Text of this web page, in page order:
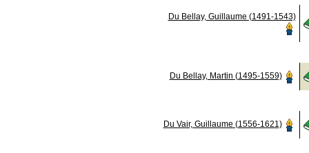
Du Bellay, Guillaume (1491-1543)
Du Bellay, Martin (1495-1559)
Du Vair, Guillaume (1556-1621)